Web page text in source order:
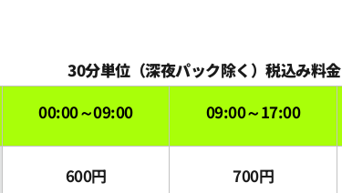
30分単位（深夜パック除く）税込み料金
00:00～09:00
09:00～17:00
600円 700円